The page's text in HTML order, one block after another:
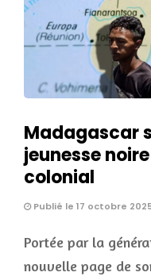
Madagascar
jeunesse
colonial
Publié le 17 octobre
Portée par la
nouvelle page de